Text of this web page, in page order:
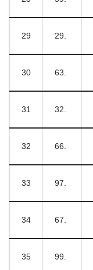
29 29.
30 63.
31 32.
32 66.
33 97.
34 67.
35 99.